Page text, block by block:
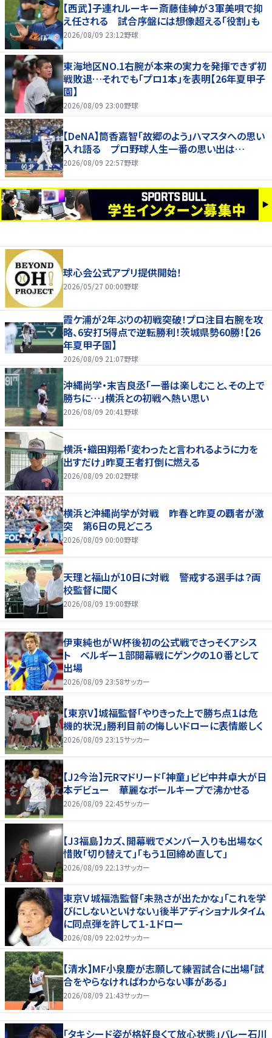
【西武】子連れルーキー斎藤佳紳が３軍美唄で抑
え任される 試合序盤には想像超える「役割」も
2026/08/09 23:12野球
東海地区NO.1右腕が本来の実力を発揮できず初
戦敗退…それでも「プロ1本」を表明【26年夏甲子
園】
2026/08/09 23:00野球
【DeNA】筒香嘉智「故郷のよう」ハマスタへの思い
入れ語る プロ野球人生一番の思い出は…
2026/08/09 22:57野球
球心会公式アプリ提供開始！
2026/05/27 00:00野球
霞ケ浦が2年ぶりの初戦突破！プロ注目右腕を攻
略、6安打5得点で逆転勝利！茨城県勢60勝！【26
年夏甲子園】
2026/08/09 21:07野球
沖縄尚学・末吉良丞「一番は楽しむこと、その上で
勝ちに…」横浜との初戦へ熱い思い
2026/08/09 20:41 野球
横浜・織田翔希「変わったと言われるように力を
出すだけ」昨夏王者打倒に燃える
2026/08/09 20:02野球
横浜と沖縄尚学が対戦 昨春と昨夏の覇者が激
突 第6日の見どころ
2026/08/09 00:00野球
天理と福山が10日に対戦 警戒する選手は？両
校監督に聞く
2026/08/09 19:00野球
伊東純也がＷ杯後初の公式戦でさっそくアシス
ト ベルギー１部開幕戦にゲンクの１０番として
出場
2026/08/09 23:58サッカー
【東京V】城福監督「やりきった上で勝ち点１は危
機的状況」勝利目前の悔しいドローに表情厳しく
2026/08/09 23:15サッカー
【J2今治】元Rマドリード「神童」ピピ中井卓大が日
本デビュー 華麗なボールキープで沸かせる
2026/08/09 22:45サッカー
【J3福島】カズ、開幕戦でメンバー入りも出場なく
惜敗「切り替えて」「もう１回締め直して」
2026/08/09 22:13サッカー
東京Ｖ城福浩監督「未熟さが出たかな」「これを学
びにしないといけない」後半アディショナルタイム
に同点弾を許して１-１ドロー
2026/08/09 22:02サッカー
【清水】MF小泉慶が志願して練習試合に出場「試
合をやらなければわからない事がある」
2026/08/09 21:43サッカー
「タキシード姿が格好良くて放心状態」バレー石川